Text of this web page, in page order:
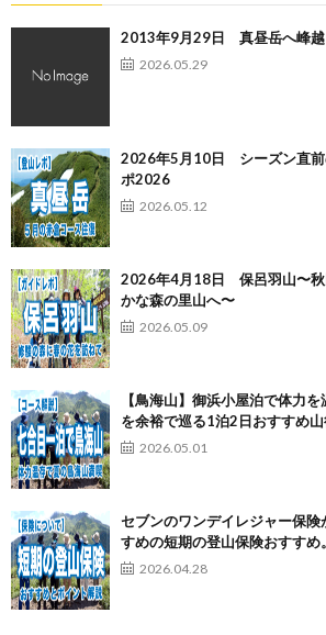
2013年9月29日 真昼岳へ峰越
2026.05.29
2026年5月10日 シーズン直前
ポ2026
2026.05.12
2026年4月18日 保呂羽山〜秋
かな森の里山へ〜
2026.05.09
【鳥海山】御浜小屋泊で体力
を余裕で巡る1泊2日おすすめ
2026.05.01
セブンのワンデイレジャー保
すめの短期の登山保険おすすめ。
2026.04.28